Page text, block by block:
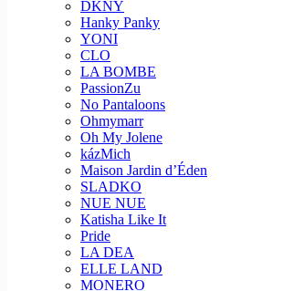
DKNY
Hanky Panky
YONI
CLO
LA BOMBE
PassionZu
No Pantaloons
Ohmymarr
Oh My Jolene
kázMich
Maison Jardin d’Éden
SLADKO
NUE NUE
Katisha Like It
Pride
LA DEA
ELLE LAND
MONERO